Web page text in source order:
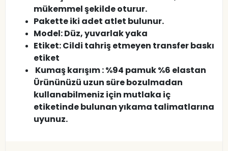
mükemmel şekilde oturur.
Pakette iki adet atlet bulunur.
Model: Düz, yuvarlak yaka
Etiket: Cildi tahriş etmeyen transfer baskı
etiket
Kumaş karışım : %94 pamuk %6 elastan
Ürününüzü uzun süre bozulmadan
kullanabilmeniz için mutlaka iç
etiketinde bulunan yıkama talimatlarına
uyunuz.